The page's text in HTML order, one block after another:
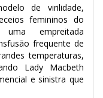
de virilidade,
femininos do
empreitada
frequente de
temperaturas,
Lady Macbeth
e sinistra que